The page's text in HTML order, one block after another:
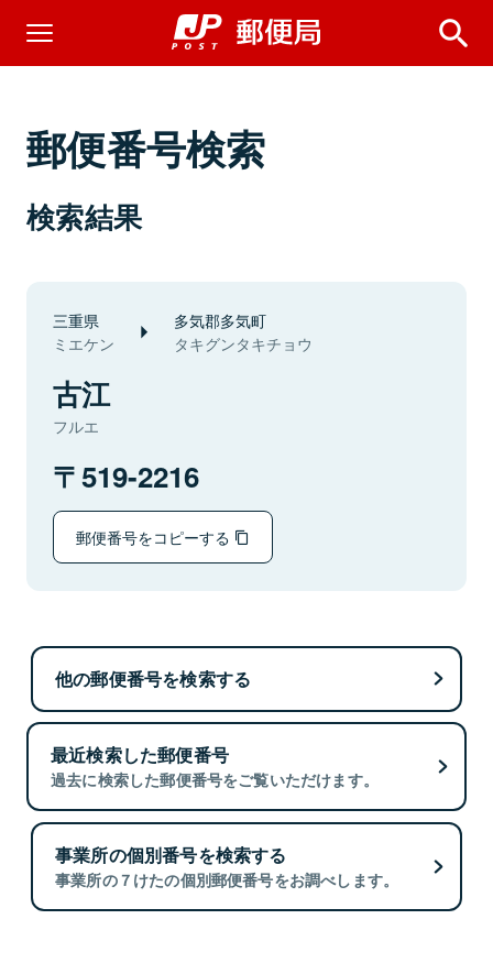
郵便番号検索
検索結果
三重県
ミエケン
多気郡多気町
タキグンタキチョウ
古江
フルエ
519-2216
郵便番号をコピーする
他の郵便番号を検索する
最近検索した郵便番号
過去に検索した郵便番号をご覧いただけます。
事業所の個別番号を検索する
事業所の７けたの個別郵便番号をお調べします。